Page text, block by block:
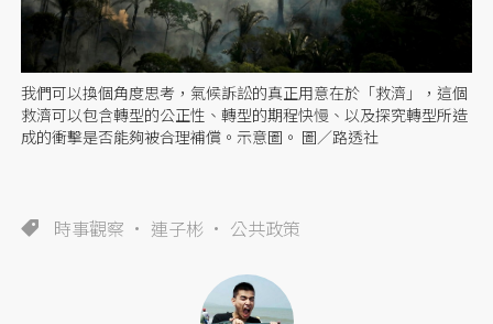
我們可以換個角度思考，氣候訴訟的真正用意在於「救濟」，這個
救濟可以包含轉型的公正性、轉型的期程快慢、以及探究轉型所造
成的衝擊是否能夠被合理補償。示意圖。 圖／路透社
時事觀察 連子彬 公共政策